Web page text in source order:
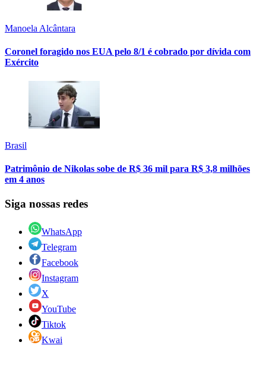
Manoela Alcântara
Coronel foragido nos EUA pelo 8/1 é cobrado por dívida com
Exército
Brasil
Patrimônio de Nikolas sobe de R$ 36 mil para R$ 3,8 milhões
em 4 anos
Siga nossas redes
WhatsApp
Telegram
Facebook
Instagram
X
YouTube
Tiktok
Kwai